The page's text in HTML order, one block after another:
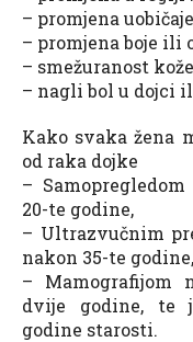
– promjena
– promjena boje ili
– smežuranost
– nagli bol u dojci
Kako svaka žena
od raka dojke
–
20-te godine,
– Ultrazvučnim
nakon 35-te godine,
– Mamografijom
dvije godine, te
godine starosti.